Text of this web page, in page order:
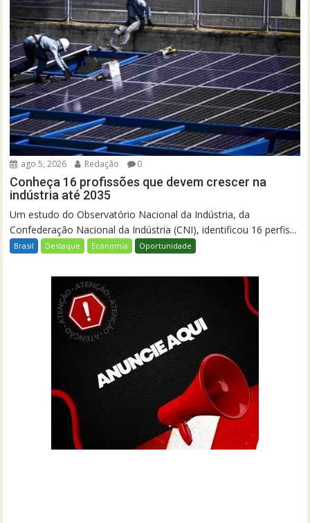
ago 5, 2026 Redação 0
Conheça 16 profissões que devem crescer na
indústria até 2035
Um estudo do Observatório Nacional da Indústria, da
Confederação Nacional da Indústria (CNI), identificou 16 perfis...
Brasil Destaque Economia Oportunidade